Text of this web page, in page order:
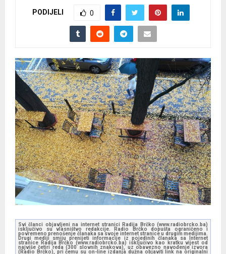
PODIJELI 0
Svi članci objavljeni na internet stranici Radija Brčko (www.radiobrcko.ba)
isključivo su vlasništvo redakcije. Radio Brčko dopušta ograničeno i
povremeno prenošenje članaka sa svoje internet stranice u drugim medijima.
Drugi mediji smiju prenijeti informacije iz pojedinih članaka sa Internet
stranice Radija Brčko (www.radiobrcko.ba) isključivo kao kratku vijest od
najviše četiri reda (300 slovnih znakova), uz obavezno navođenje izvora
(Radio Brčko), pri čemu su on-line izdanja dužna objaviti link na originalni